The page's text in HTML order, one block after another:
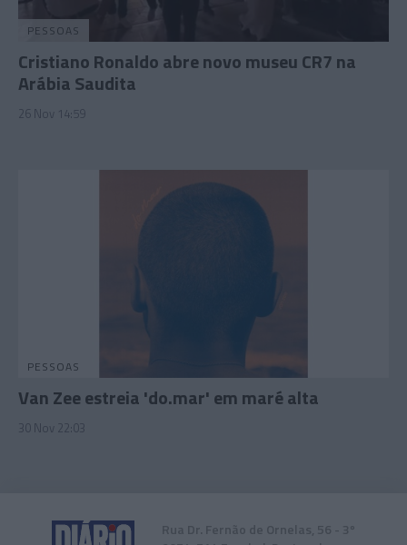
PESSOAS
Cristiano Ronaldo abre novo museu CR7 na
Arábia Saudita
26 Nov 14:59
PESSOAS
Van Zee estreia 'do.mar' em maré alta
30 Nov 22:03
Rua Dr. Fernão de Ornelas, 56 - 3º